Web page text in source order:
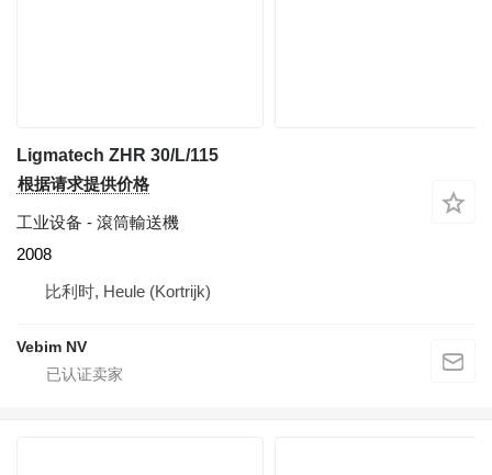
Ligmatech ZHR 30/L/115
根据请求提供价格
工业设备 - 滾筒輸送機
2008
比利时, Heule (Kortrijk)
Vebim NV